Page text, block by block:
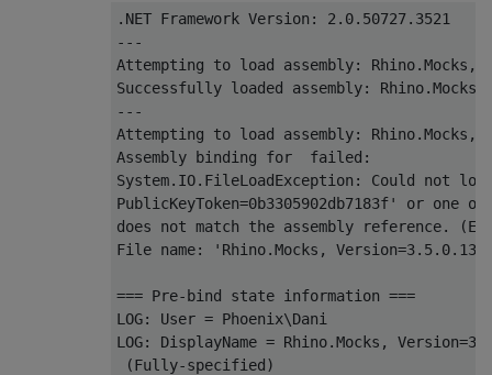
. NET Framework Version : 2.0. 50727.3521
---
Attempting to load assembly: Rhino.Mocks ,
Successfully loaded assembly: Rhino.Mocks
---
Attempting to load assembly: Rhino.Mocks ,
Assembly binding for
  failed
:
System. IO. FileLoadException : Could not
PublicKeyToken=0b3305902db7183f'
or one of
does not match the assembly reference.
File name: ' Rhino.Mocks , Version=3.5.
=== Pre-bind state information ===
LOG: User = Phoenix\Dani
LOG: DisplayName = Rhino.Mocks,
(Fully-specified)